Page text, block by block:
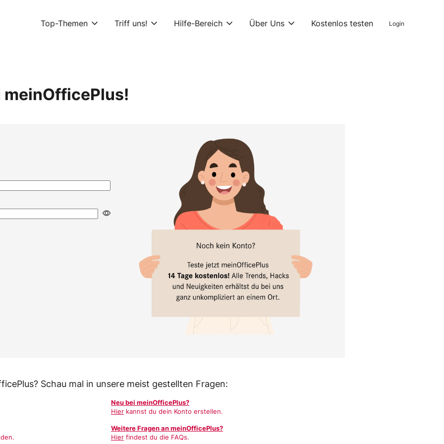
Top-Themen Triff uns! Hilfe-Bereich Über Uns Kostenlos testen Login
Schau mal in unsere meist gestellten Fragen:
Neu bei meinOfficePlus?
Hier kannst du dein Konto erstellen.
Weitere Fragen an meinOfficePlus?
Hier findest du die FAQs.